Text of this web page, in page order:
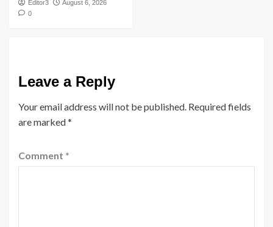
Editor3
August 6, 2026
0
Leave a Reply
Your email address will not be published. Required fields
are marked*
Comment *